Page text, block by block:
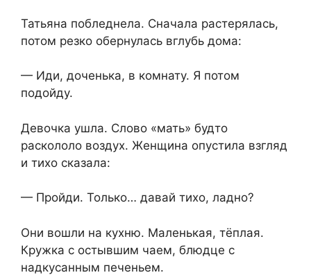
Татьяна побледнела. Сначала растерялась,
потом резко обернулась вглубь дома:
— Иди, доченька, в комнату. Я потом
подойду.
Девочка ушла. Слово «мать» будто
раскололо воздух. Женщина опустила взгляд
и тихо сказала:
— Пройди. Только… давай тихо, ладно?
Они вошли на кухню. Маленькая, тёплая.
Кружка с остывшим чаем, блюдце с
надкусанным печеньем.